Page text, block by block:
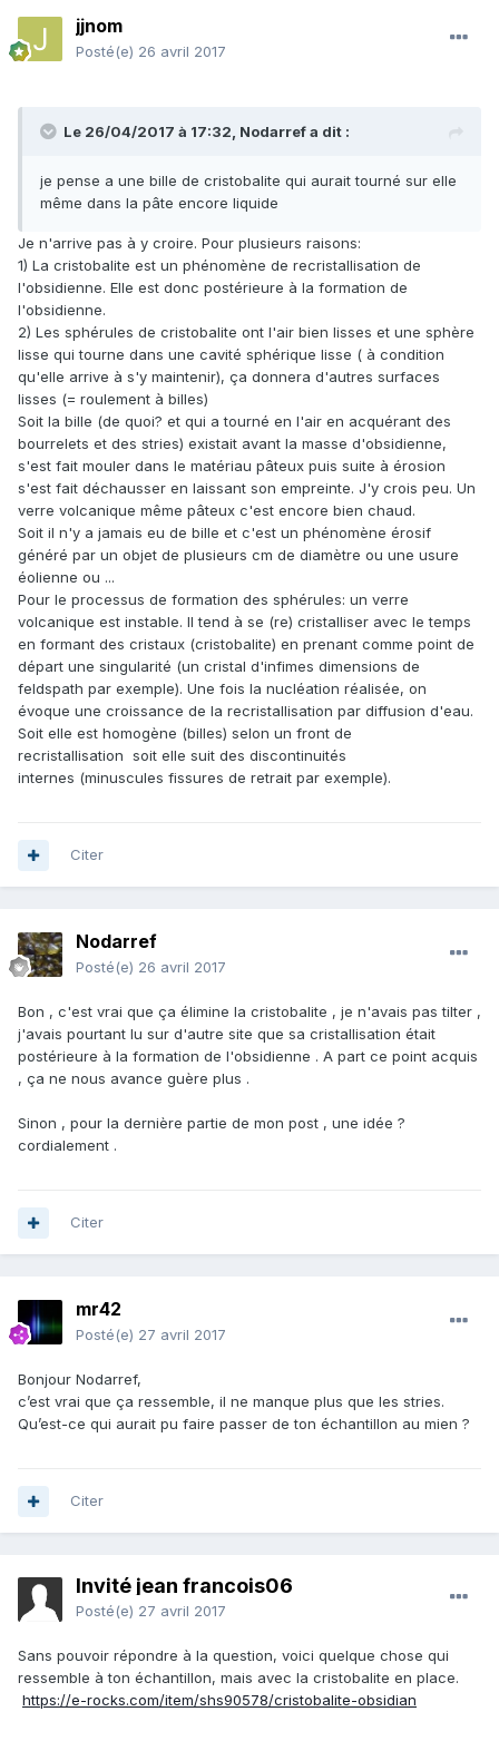
jjnom
Posté(e) 26 avril 2017
Le 26/04/2017 à 17:32, Nodarrefa dit :
je pense a une bille de cristobalite qui aurait tourné sur elle
même dans la pâte encore liquide
Je n'arrive pas à y croire. Pour plusieurs raisons:
1) La cristobalite est un phénomène de recristallisation de
l'obsidienne. Elle est donc postérieure à la formation de
l'obsidienne.
2) Les sphérules de cristobalite ont l'air bien lisses et une sphère
lisse qui tourne dans une cavité sphérique lisse ( à condition
qu'elle arrive à s'y maintenir), ça donnera d'autres surfaces
lisses (= roulement à billes)
Soit la bille (de quoi? et qui a tourné en l'air en acquérant des
bourrelets et des stries) existait avant la masse d'obsidienne,
s'est fait mouler dans le matériau pâteux puis suite à érosion
s'est fait déchausser en laissant son empreinte. J'y crois peu. Un
verre volcanique même pâteux c'est encore bien chaud.
Soit il n'y a jamais eu de bille et c'est un phénomène érosif
généré par un objet de plusieurs cm de diamètre ou une usure
éolienne ou ...
Pour le processus de formation des sphérules: un verre
volcanique est instable. Il tend à se (re) cristalliser avec le temps
en formant des cristaux (cristobalite) en prenant comme point de
départ une singularité (un cristal d'infimes dimensions de
feldspath par exemple). Une fois la nucléation réalisée, on
évoque une croissance de la recristallisation par diffusion d'eau.
Soit elle est homogène (billes) selon un front de
recristallisation soit elle suit des discontinuités
internes (minuscules fissures de retrait par exemple).
Citer
Nodarref
Posté(e) 26 avril 2017
Bon , c'est vrai que ça élimine la cristobalite , je n'avais pas tilter ,
j'avais pourtant lu sur d'autre site que sa cristallisation était
postérieure à la formation de l'obsidienne . A part ce point acquis
, ça ne nous avance guère plus .
Sinon , pour la dernière partie de mon post , une idée ?
cordialement .
Citer
mr42
Posté(e) 27 avril 2017
Bonjour Nodarref,
c’est vrai que ça ressemble, il ne manque plus que les stries.
Qu’est-ce qui aurait pu faire passer de ton échantillon au mien ?
Citer
Invité jean francois06
Posté(e) 27 avril 2017
Sans pouvoir répondre à la question, voici quelque chose qui
ressemble à ton échantillon, mais avec la cristobalite en place.
https://e-rocks.com/item/shs90578/cristobalite-obsidian